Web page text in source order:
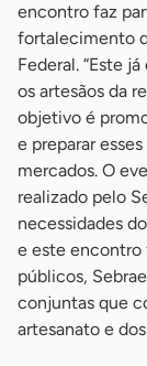
encontro faz
fortalecimento
Federal. “Este
os artesãos da
objetivo é
e preparar
mercados. O
realizado pelo
necessidades
e este encontro
públicos,
conjuntas que
artesanato e